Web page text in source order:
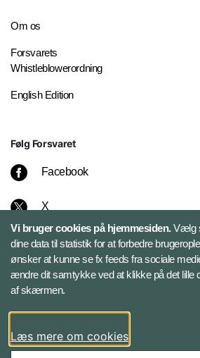
Om os
Forsvarets
Whistleblowerordning
English Edition
Følg Forsvaret
Facebook
X
Instagram
Bluesky
LinkedIn
Vi bruger cookies på hjemmesiden.Vælg
dine data til statistik for at forbedre
ønsker at kunne se fx feeds fra sociale
ændre dit samtykke ved at klikke på det lille
af skærmen.
Læs mere om cookies